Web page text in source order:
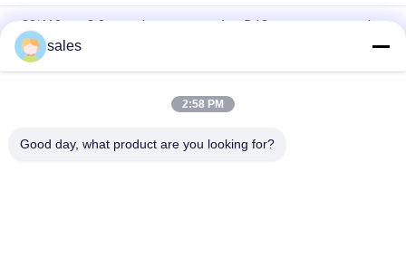
30*110mm 2.0mm πάχος καουτσούκ αδιάβροχο και μονωτικό
σωλήνα ψύξης με κρύο
Αδιάβροχη επιβραδυντική ταινία σιλικόνης
Σωληνάριο ψυχρής συρρίκνωσης σιλικόνης – Επέκταση 4:1,
sales
2:58 PM
Good day, what product are you looking for?